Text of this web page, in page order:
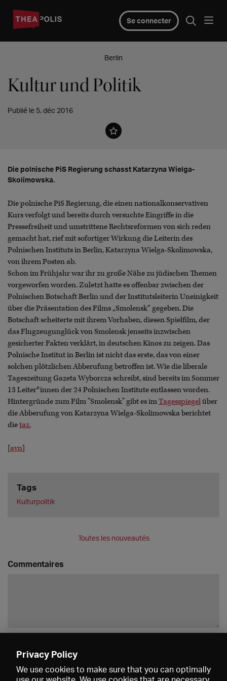
Se connecter
Berlin
Kultur und Politik
Publié le 5. déc 2016
Die polnische PiS Regierung schasst Katarzyna Wielga-
Skolimowska.
Die polnische PiS Regierung, die einen nationalkonservativen
Kurs verfolgt und bereits durch versuchte Eingriffe in die
Pressefreiheit und umstrittene Rechtsreformen von sich reden
gemacht hat, rief mit sofortiger Wirkung die Leiterin des
Polnischen Instituts in Berlin, Katarzyna Wielga-Skolimowska,
von ihrem Posten ab.
Schon im Frühjahr war ihr zu große Nähe zu jüdischen Themen
vorgeworfen worden. Zuletzt hatte es offenbar zwischen der
Polnischen Botschaft Berlin und der Institutsleiterin Uneinigkeit
über die Präsentation des Films „Smolensk“ gegeben. Die
Botschaft scheiterte mit ihrem Vorhaben, diesen Spielfilm, der
das Flugzeugunglück von Smolensk jenseits inzwischen
gesicherter Fakten verklärt, in deutschen Kinos zu zeigen. Das
Polnische Institut in Berlin ist nicht das erste, das von einer
solchen plötzlichen Abberufung betroffen ist. Wie die liberale
Tageszeitung Gazeta Wyborcza schreibt, sind bereits im Sommer
13 Leiter*innen der 24 Polnischen Institute entlassen worden.
Hintergründe zum Film "Smolensk" gibt es imTagesspiegelüber
die Abberufung von Katarzyna Wielga-Skolimowska berichtet
dietaz.
[avn]
Tags
Kulturpolitik
Toutes les nouveautés
Commentaires
Privacy Policy
We use cookies to make sure that you can optimally